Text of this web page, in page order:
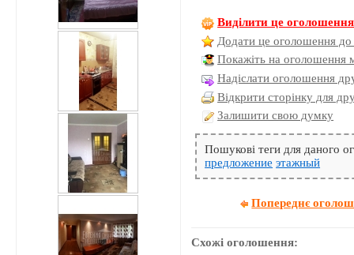
Виділити це оголошення
Додати це оголошення до
Покажіть на оголошення
Надіслати оголошення
Відкрити сторінку для
Залишити свою думку
Пошукові теги для даного
предложение этажный
Попереднє
Схожі оголошення: